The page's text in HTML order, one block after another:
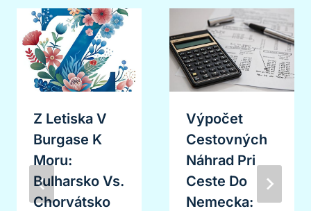
Z Letiska V
Burgase K
Moru:
Bulharsko Vs.
Chorvátsko
Výpočet
Cestovných
Náhrad Pri
Ceste Do
Nemecka: